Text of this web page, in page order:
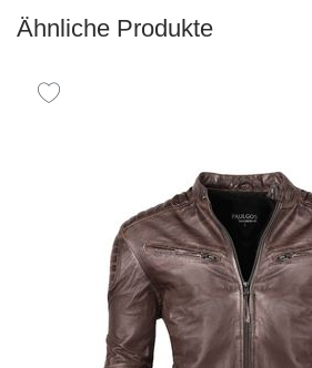
Ähnliche Produkte